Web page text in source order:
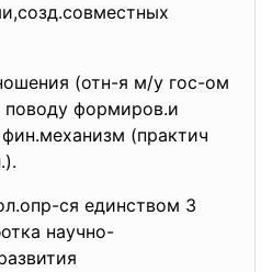
(отн-я м/у гос-ом
поводу формиров.и
(практич
ся единством 3
научно-